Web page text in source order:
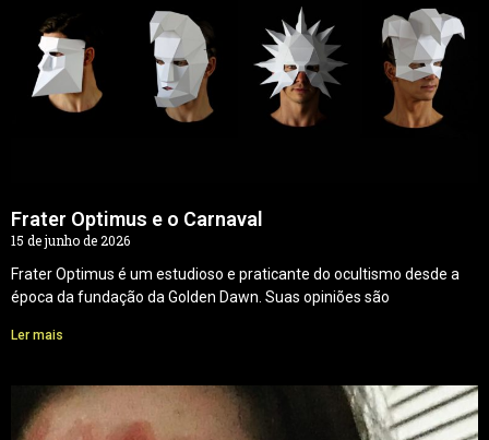
Frater Optimus e o Carnaval
15 de junho de 2026
Frater Optimus é um estudioso e praticante do ocultismo desde a
época da fundação da Golden Dawn. Suas opiniões são
Ler mais